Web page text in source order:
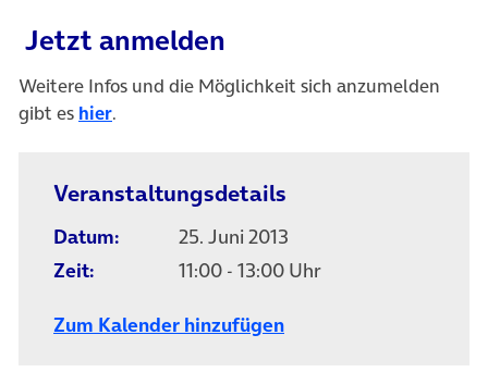
Jetzt anmelden
Weitere Infos und die Möglichkeit sich anzumelden
gibt es hier(öffnet in neuem Tab)
.
Veranstaltungsdetails
Datum:
25. Juni 2013
Zeit:
11:00 - 13:00 Uhr
Zum Kalender hinzufügen